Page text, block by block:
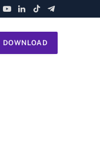
YouTube
LinkedIn
TikTokTelegram
DOWNLOAD